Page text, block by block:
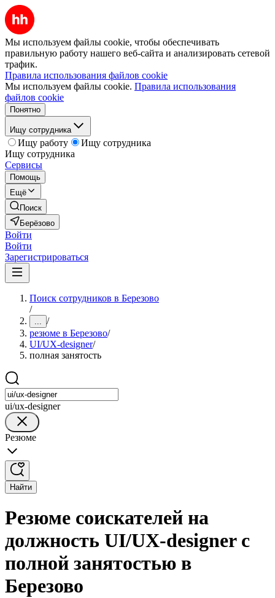
Мы используем файлы cookie, чтобы обеспечивать
правильную работу нашего веб-сайта и анализировать сетевой
трафик.
Правила использования файлов cookie
Мы используем файлы cookie. Правила использования
файлов cookie
Понятно
Ищу сотрудника
Ищу работу
Ищу сотрудника
Ищу сотрудника
Сервисы
Помощь
Ещё
Поиск
Берёзово
Войти
Войти
Зарегистрироваться
Поиск сотрудников в Березово
/
... /
резюме в Березово/
UI/UX-designer/
полная занятость
ui/ux-designer
Резюме
Найти
Резюме соискателей на
должность UI/UX-designer с
полной занятостью в
Березово